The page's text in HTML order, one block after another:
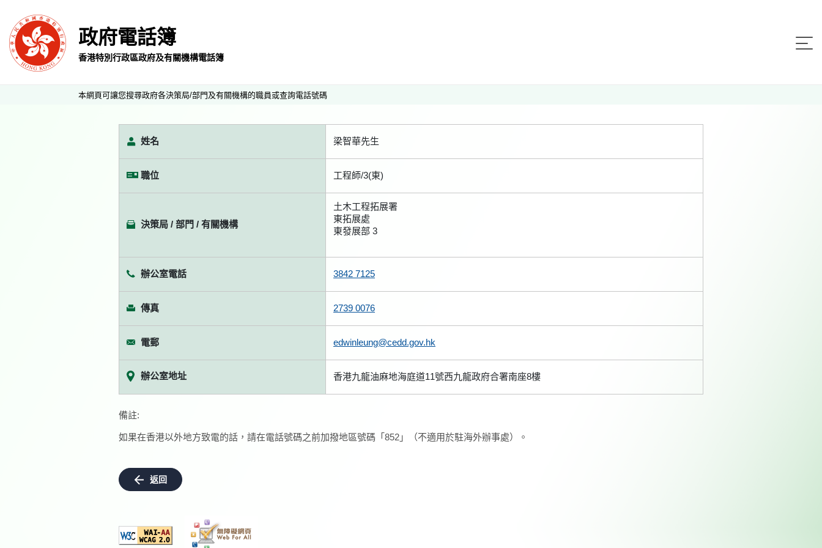
政府電話簿
香港特別行政區政府及有關機構電話簿
本網頁可讓您搜尋政府各決策局/部門及有關機構的職員或查詢電話號碼
姓名 梁智華先生
職位 工程師/3(東)
決策局 / 部門 / 有關機構
土木工程拓展署
東拓展處
東發展部 3
辦公室電話 3842 7125
傳真 2739 0076
電郵 edwinleung@cedd.gov.hk
辦公室地址 香港九龍油麻地海庭道11號西九龍政府合署南座8樓
備註:
如果在香港以外地方致電的話，請在電話號碼之前加撥地區號碼「852」（不適用於駐海外辦事處）。
返回